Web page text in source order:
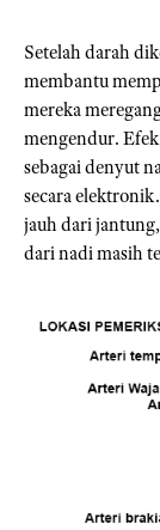
Setelah darah
membantu
mereka
mengendur.
sebagai denyut
secara
jauh dari
dari nadi masih